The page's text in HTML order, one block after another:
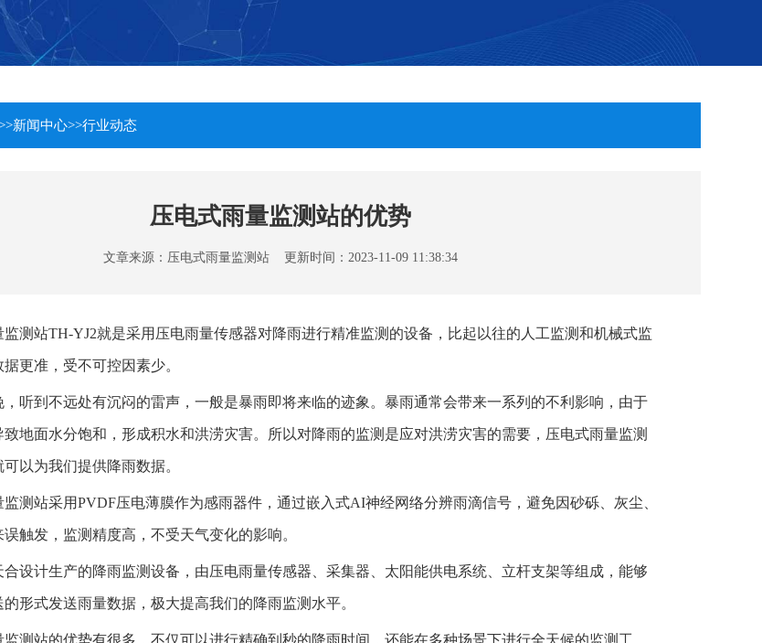
新闻中心>>行业动态
压电式雨量监测站的优势
文章来源： 压电式雨量监测站 更新时间：2023-11-09 11:38:34
监测站TH-YJ2就是采用压电雨量传感器对降雨进行精准监测的设备，比起以往的人工监测和机械式监
更准，受不可控因素少。
，听到不远处有沉闷的雷声，一般是暴雨即将来临的迹象。暴雨通常会带来一系列的不利影响，由于
致地面水分饱和，形成积水和洪涝灾害。所以对降雨的监测是应对洪涝灾害的需要，压电式雨量监测
以为我们提供降雨数据。
监测站采用PVDF压电薄膜作为感雨器件，通过嵌入式AI神经网络分辨雨滴信号，避免因砂砾、灰尘、
触发，监测精度高，不受天气变化的影响。
合设计生产的降雨监测设备，由压电雨量传感器、采集器、太阳能供电系统、立杆支架等组成，能够
的形式发送雨量数据，极大提高我们的降雨监测水平。
监测站的优势有很多，不仅可以进行精确到秒的降雨时间，还能在多种场景下进行全天候的监测工